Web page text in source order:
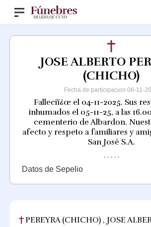
JOSE ALBERTO
(CHICHO)
Fecha de participacion 06-11-
Falleciï¿œ el 04-11-2025. Sus
inhumados el 05-11-25, a las
cementerio de Albardon.
afecto y respeto a familiares y
San José S.A.
Datos de Sepelio
PEREYRA (CHICHO) , JOSE